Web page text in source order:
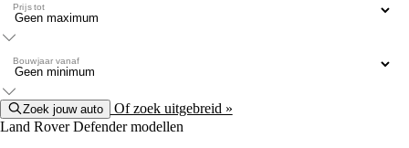
Prijs tot
Bouwjaar vanaf
Zoek jouw auto
Of zoek uitgebreid »
Land Rover Defender modellen